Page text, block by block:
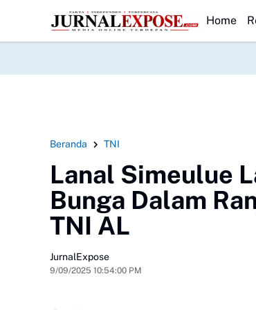
HEADLINE
KUA-PPAS 2026Korban Terakhir Kapal Pompong
Home
Beranda TNI
Lanal Simeulue
Bunga Dalam
TNI AL
JurnalExpose
9/09/2025 10:54:00 PM